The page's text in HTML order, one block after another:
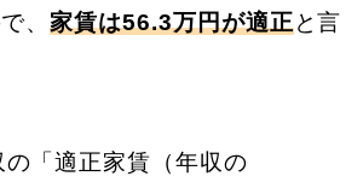
、家賃は56.3万円が適正と言
「適正家賃（年収の